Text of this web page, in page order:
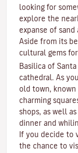
looking for
explore the
expanse of
Aside from its
cultural gems
Basilica of Santa
cathedral. As
old town, known
charming
shops, as well
dinner and
If you decide to
the chance to